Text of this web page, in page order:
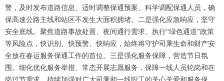
警，及时发布道路信息、适时调整保通预案、科学调配保通人员，确
保高速公路主线和站区不发生大面积拥堵。二是强化应急响应，坚守
安全底线。聚焦道路事故处置、夜间通行需求、执行“绿色通道”政策
等风险点，快识别、快预警、快响应，始终将守护司乘生命和财产安
全放在春运服务保通工作的首位。三是强化服务保障，营造节日氛
围。细化优化服务举措、常态开展志愿服务，保障一线人员轮岗和在